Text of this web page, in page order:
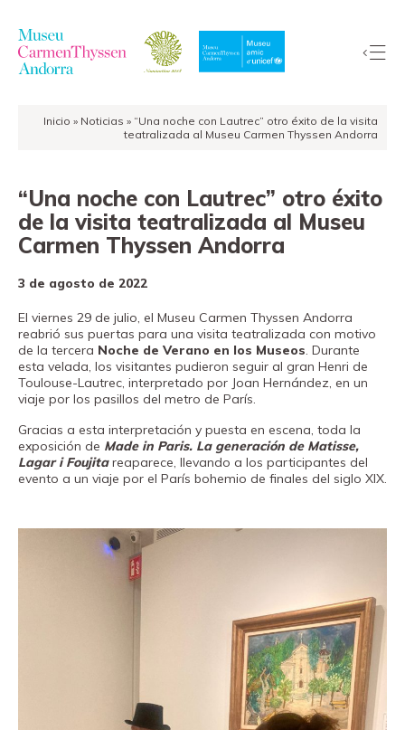
Inicio » Noticias » “Una noche con Lautrec” otro éxito de la visita
teatralizada al Museu Carmen Thyssen Andorra
“Una noche con Lautrec” otro éxito
de la visita teatralizada al Museu
Carmen Thyssen Andorra
3 de agosto de 2022
El viernes 29 de julio, el Museu Carmen Thyssen Andorra
reabrió sus puertas para una visita teatralizada con motivo
de la tercera Noche de Verano en los Museos. Durante
esta velada, los visitantes pudieron seguir al gran Henri de
Toulouse-Lautrec, interpretado por Joan Hernández, en un
viaje por los pasillos del metro de París.
Gracias a esta interpretación y puesta en escena, toda la
exposición de Made in Paris. La generación de Matisse,
Lagar i Foujitareaparece, llevando a los participantes del
evento a un viaje por el París bohemio de finales del siglo XIX.
El
Museo
Exposiciones
EduCarmenThyssen
Actividades
Noticias
Tienda
Museand
Amigos
museo
Contacto
Localización